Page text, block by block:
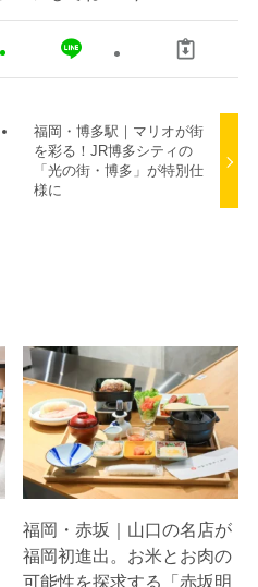
福岡・博多駅｜マリオが街
を彩る！JR博多シティの
「光の街・博多」が特別仕
様に
福岡・赤坂｜山口の名店が
福岡初進出。お米とお肉の
可能性を探求する「赤坂明